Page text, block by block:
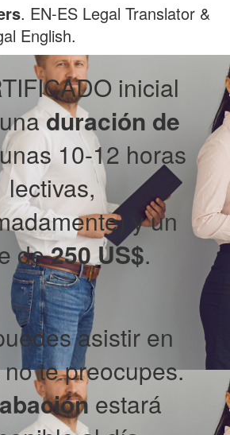
. EN-ES Legal Translator &
English.
inicial
duración de
10-12 horas
lectivas,
y un
de250 US$.
asistir en
te preocupes.
estará